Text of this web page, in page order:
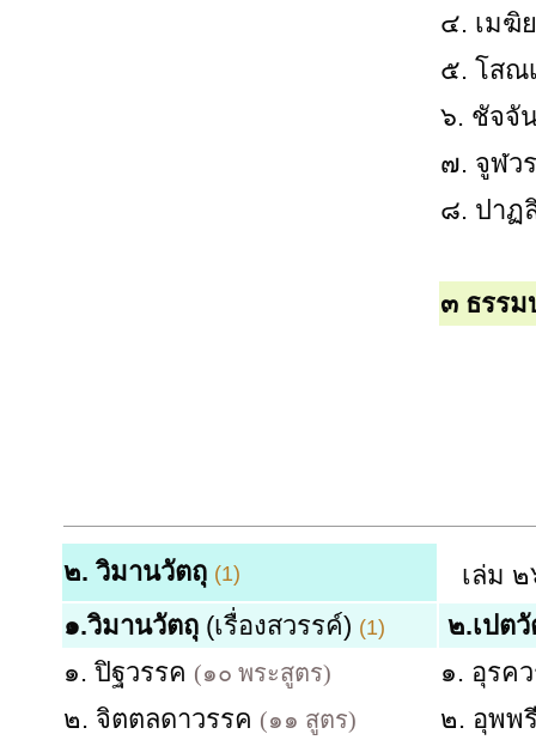
๔. เมฆิ
๕. โสณ
๖. ชัจจั
๗. จูฬว
๘. ปาฏ
๓ ธรรม
๒. วิมานวัตถุ (1)
เล่ม
๑.วิมานวัตถุ (เรื่องสวรรค์) (1)
๒.เปต
๑. ปิฐวรรค (๑๐ พระสูตร)
๑. อุรค
๒. จิตตลดาวรรค (๑๑ สูตร)
๒. อุพพ